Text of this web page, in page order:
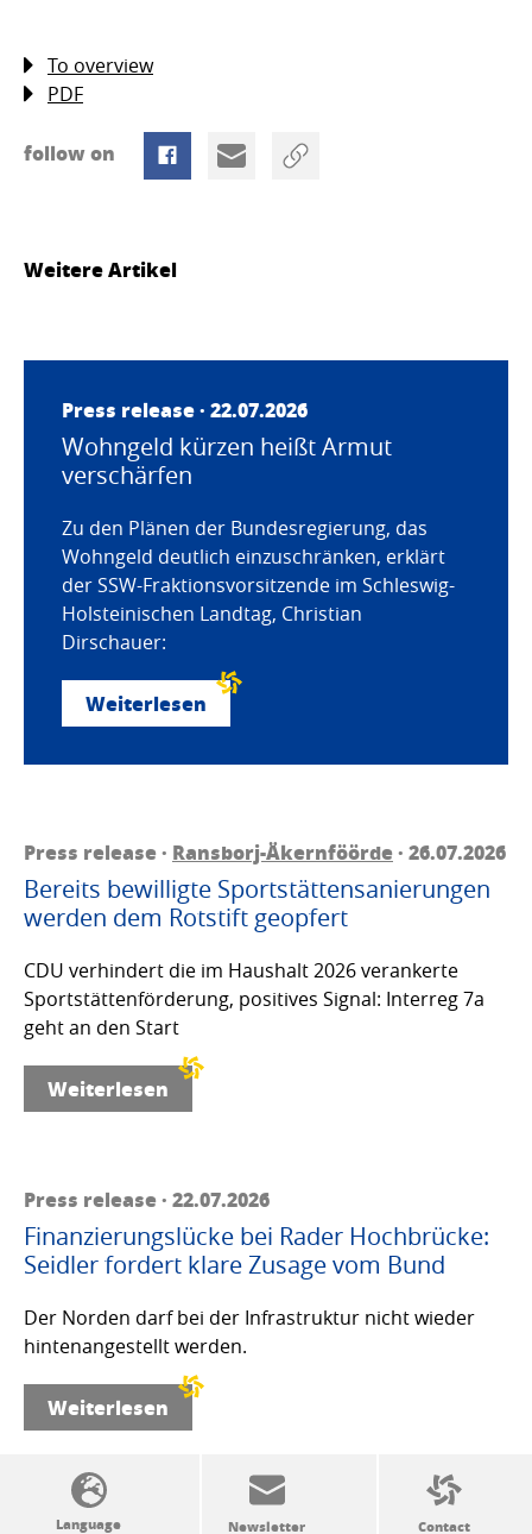
To overview
PDF
follow on
Weitere Artikel
Press release · 22.07.2026
Wohngeld kürzen heißt Armut
verschärfen
Zu den Plänen der Bundesregierung, das
Wohngeld deutlich einzuschränken, erklärt
der SSW-Fraktionsvorsitzende im Schleswig-
Holsteinischen Landtag, Christian
Dirschauer:
Weiterlesen
Press release · Ransborj-Äkernföörde· 26.07.2026
Bereits bewilligte Sportstättensanierungen
werden dem Rotstift geopfert
CDU verhindert die im Haushalt 2026 verankerte
Sportstättenförderung, positives Signal: Interreg 7a
geht an den Start
Weiterlesen
Press release · 22.07.2026
Finanzierungslücke bei Rader Hochbrücke:
Seidler fordert klare Zusage vom Bund
Der Norden darf bei der Infrastruktur nicht wieder
hintenangestellt werden.
Weiterlesen
SSW politics from A to Z